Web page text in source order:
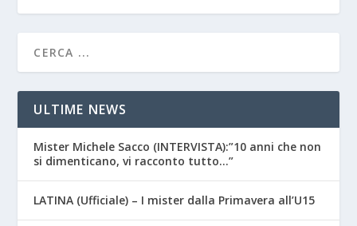
ULTIME NEWS
Mister Michele Sacco (INTERVISTA):”10 anni che non
si dimenticano, vi racconto tutto…”
LATINA (Ufficiale) – I mister dalla Primavera all’U15